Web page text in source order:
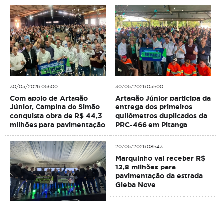
30/05/2026 05h00
Com apoio de Artagão
Júnior, Campina do Simão
conquista obra de R$ 44,3
milhões para pavimentação
30/05/2026 05h00
Artagão Júnior participa da
entrega dos primeiros
quilômetros duplicados da
PRC-466 em Pitanga
20/05/2026 08h43
Marquinho vai receber R$
12,8 milhões para
pavimentação da estrada
Gleba Nove